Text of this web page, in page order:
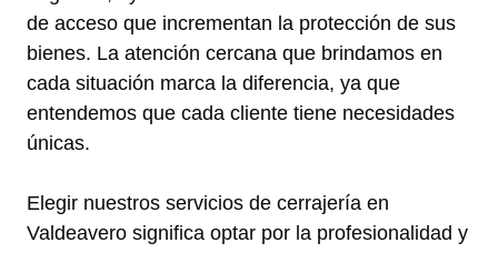
de acceso que incrementan la protección de sus
bienes. La atención cercana que brindamos en
cada situación marca la diferencia, ya que
entendemos que cada cliente tiene necesidades
únicas.
Elegir nuestros servicios de cerrajería en
Valdeavero significa optar por la profesionalidad y